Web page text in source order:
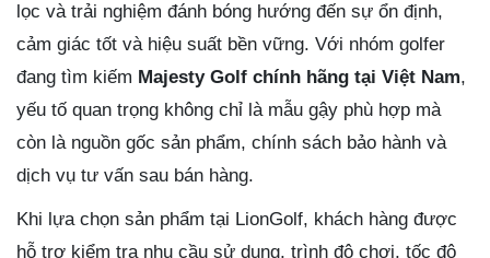
lọc và trải nghiệm đánh bóng hướng đến sự ổn định,
cảm giác tốt và hiệu suất bền vững. Với nhóm golfer
đang tìm kiếm Majesty Golf chính hãng tại Việt Nam,
yếu tố quan trọng không chỉ là mẫu gậy phù hợp mà
còn là nguồn gốc sản phẩm, chính sách bảo hành và
dịch vụ tư vấn sau bán hàng.
Khi lựa chọn sản phẩm tại LionGolf, khách hàng được
hỗ trợ kiểm tra nhu cầu sử dụng, trình độ chơi, tốc độ